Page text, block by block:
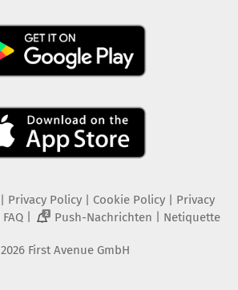
Privacy Policy| Cookie Policy| Privacy
FAQ| 2 Push-Nachrichten Netiquette
2026 First Avenue GmbH